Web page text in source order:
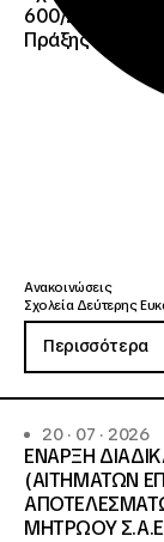
600/2355/
Πράξης
Ανακοινώσεις
Σχολεία Δεύτερης
Περισσότερα
20 · 07 · 2026
ΕΝΑΡΞΗ
(ΑΙΤΗΜΑΤΩΝ
ΜΗΤΡΩΟΥ